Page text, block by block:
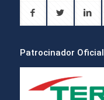
Patrocinador Oficial